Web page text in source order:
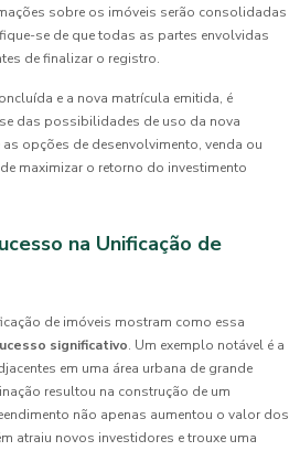
sobre os imóveis serão consolidadas
se de que todas as partes envolvidas
de finalizar o registro.
e a nova matrícula emitida, é
das possibilidades de uso da nova
opções de desenvolvimento, venda ou
maximizar o retorno do investimento
na Unificação de
de imóveis mostram como essa
significativo. Um exemplo notável é a
em uma área urbana de grande
resultou na construção de um
não apenas aumentou o valor dos
atraiu novos investidores e trouxe uma